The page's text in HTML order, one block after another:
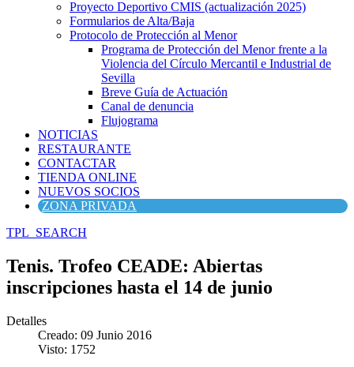
Proyecto Deportivo CMIS (actualización 2025)
Formularios de Alta/Baja
Protocolo de Protección al Menor
Programa de Protección del Menor frente a la
Violencia del Círculo Mercantil e Industrial de
Sevilla
Breve Guía de Actuación
Canal de denuncia
Flujograma
NOTICIAS
RESTAURANTE
CONTACTAR
TIENDA ONLINE
NUEVOS SOCIOS
ZONA PRIVADA
TPL_SEARCH
Tenis. Trofeo CEADE: Abiertas
inscripciones hasta el 14 de junio
Detalles
Creado: 09 Junio 2016
Visto: 1752